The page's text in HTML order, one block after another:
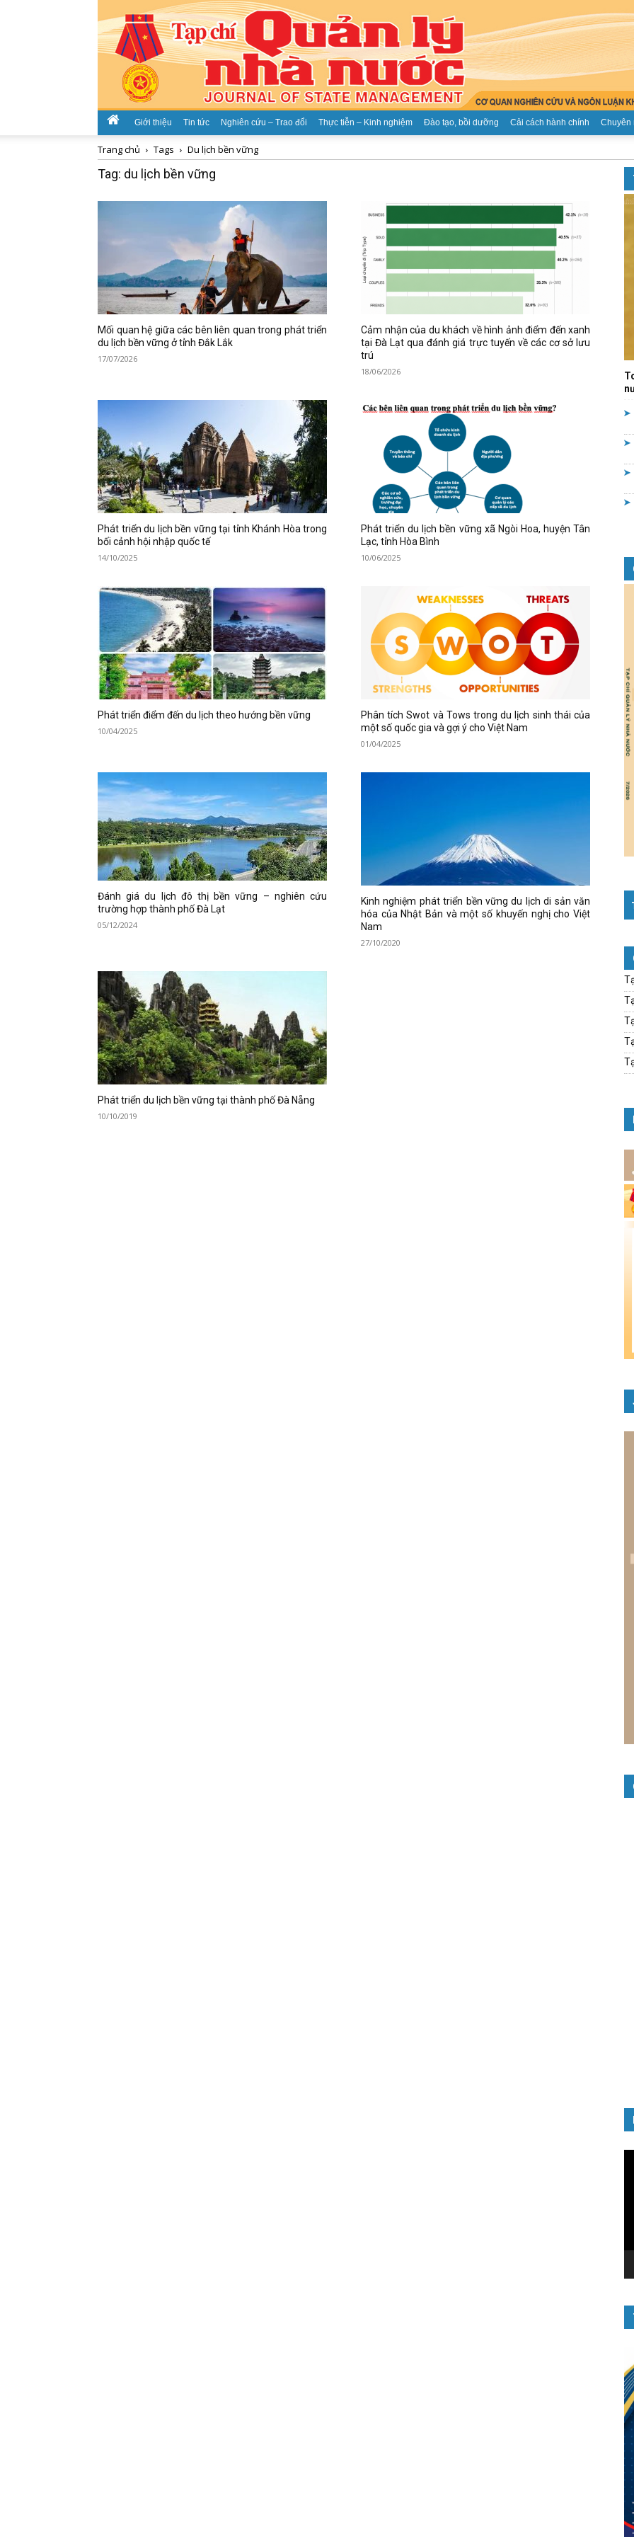
chí
Quản
nhà
nước
Giới thiệu Tin tức Nghiên cứu – Trao đổi Thực tiễn – Kinh nghiệm Đào tạo, bồi dưỡng Cải cách hành chính Chuyên
Trang chủ Tags Du lịch bền vững
Tag: du lịch bền vững
Mối quan hệ giữa các bên liên quan trong phát triển
du lịch bền vững ở tỉnh Đắk Lắk
17/07/2026
Cảm nhận của du khách về hình ảnh điểm đến xanh
tại Đà Lạt qua đánh giá trực tuyến về các cơ sở lưu
trú
18/06/2026
Phát triển du lịch bền vững tại tỉnh Khánh Hòa trong
bối cảnh hội nhập quốc tế
14/10/2025
Phát triển du lịch bền vững xã Ngòi Hoa, huyện Tân
Lạc, tỉnh Hòa Bình
10/06/2025
Phát triển điểm đến du lịch theo hướng bền vững
10/04/2025
Phân tích Swot và Tows trong du lịch sinh thái của
một số quốc gia và gợi ý cho Việt Nam
01/04/2025
Đánh giá du lịch đô thị bền vững – nghiên cứu
trường hợp thành phố Đà Lạt
05/12/2024
Kinh nghiệm phát triển bền vững du lịch di sản văn
hóa của Nhật Bản và một số khuyến nghị cho Việt
Nam
27/10/2020
Phát triển du lịch bền vững tại thành phố Đà Nẵng
10/10/2019